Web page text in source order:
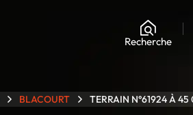
Recherche
BLACOURT TERRAIN N°61924 À